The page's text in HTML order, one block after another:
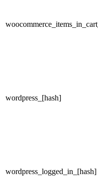
woocommerce_items_in_cart_
wordpress_[hash]
wordpress_logged_in_[hash]